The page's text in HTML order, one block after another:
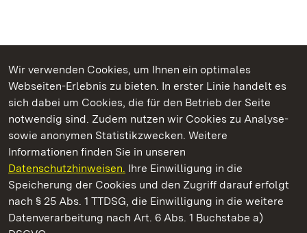
Wir verwenden Cookies, um Ihnen ein optimales
Webseiten-Erlebnis zu bieten. In erster Linie handelt es
sich dabei um Cookies, die für den Betrieb der Seite
notwendig sind. Zudem nutzen wir Cookies zu Analyse-
sowie anonymen Statistikzwecken. Weitere
Informationen finden Sie in unseren
Datenschutzhinweisen. Ihre Einwilligung in die
Speicherung der Cookies und den Zugriff darauf erfolgt
nach § 25 Abs. 1 TTDSG, die Einwilligung in die weitere
Datenverarbeitung nach Art. 6 Abs. 1 Buchstabe a)
Kommen. Staunen. Genießen.
Staatliche Schlösser und Gärten Baden‑Württemberg
Staatliche Schlösser und Gärten Baden-Württemberg